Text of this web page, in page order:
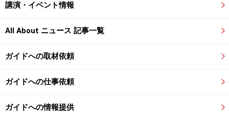
講演・イベント情報
All About ニュース 記事一覧
ガイドへの取材依頼
ガイドへの仕事依頼
ガイドへの情報提供